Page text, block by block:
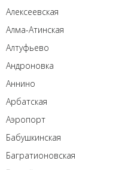
Алексеевская
Алма-Атинская
Алтуфьево
Андроновка
Аннино
Арбатская
Аэропорт
Бабушкинская
Багратионовская